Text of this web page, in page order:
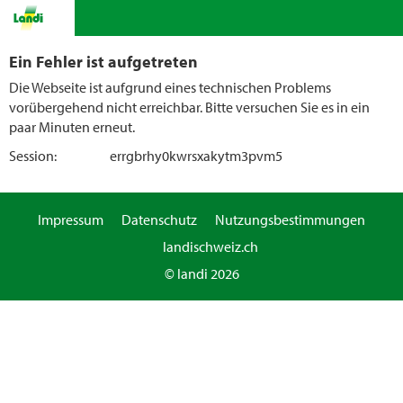
Ein Fehler ist aufgetreten
Die Webseite ist aufgrund eines technischen Problems
vorübergehend nicht erreichbar. Bitte versuchen Sie es in ein
paar Minuten erneut.
Session:
errgbrhy0kwrsxakytm3pvm5
Impressum Datenschutz
Nutzungsbestimmungen
landischweiz.ch
© landi 2026